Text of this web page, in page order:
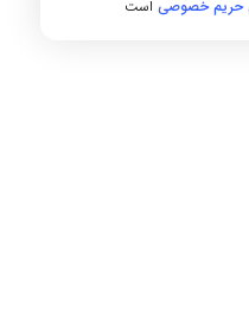
حریم‌ خصوصی است